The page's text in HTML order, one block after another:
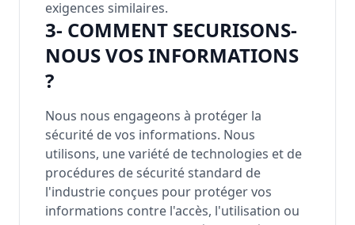
exigences similaires.
3- COMMENT SECURISONS-
NOUS VOS INFORMATIONS
?
Nous nous engageons à protéger la
sécurité de vos informations. Nous
utilisons, une variété de technologies et de
procédures de sécurité standard de
l'industrie conçues pour protéger vos
informations contre l'accès, l'utilisation ou